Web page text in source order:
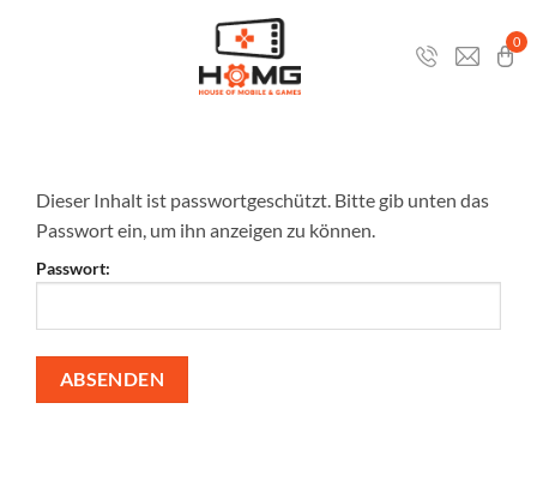
0
Dieser Inhalt ist passwortgeschützt. Bitte gib unten das
Passwort ein, um ihn anzeigen zu können.
Passwort: